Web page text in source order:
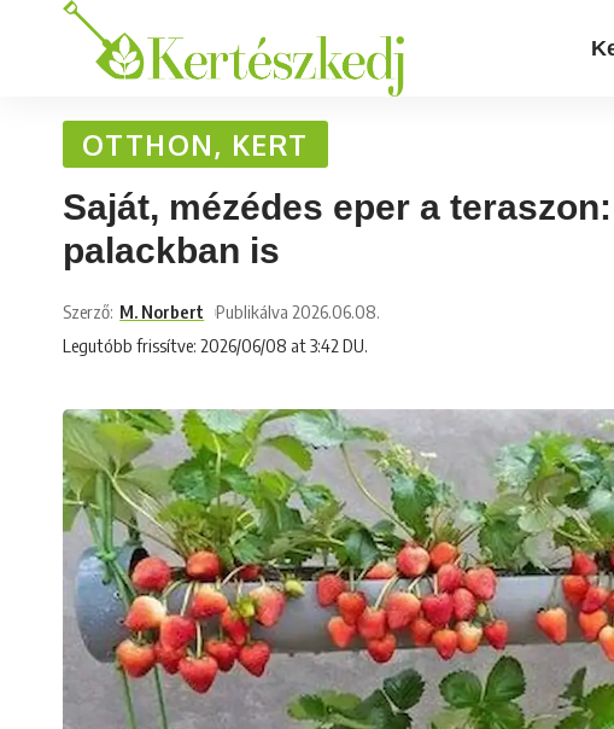
OTTHON, KERT
Saját, mézédes eper a
palackban is
Legutóbb frissítve: 2026/06/08 at 3:42 DU.
Szerző: M. Norbert Publikálva 2026.06.08.